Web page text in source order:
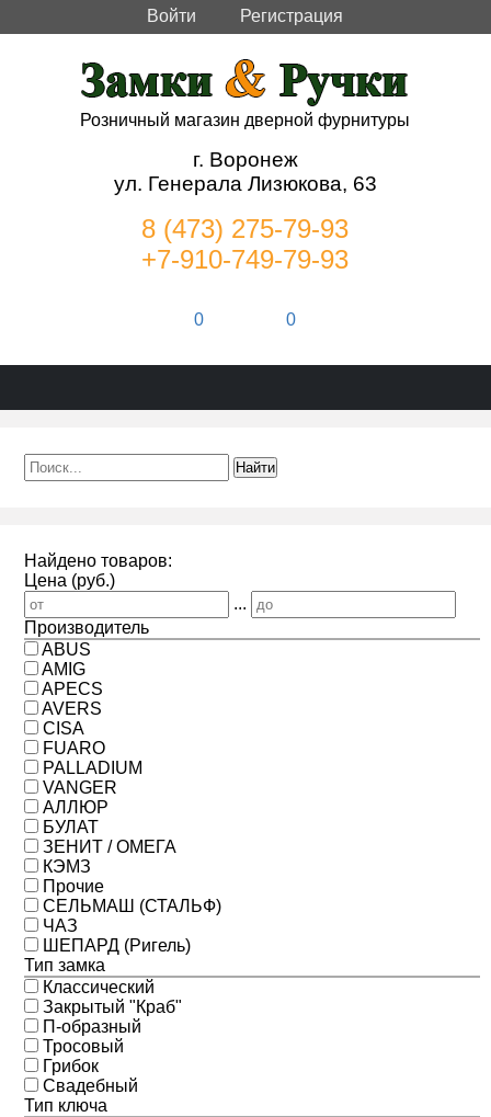
Войти Регистрация
Розничный магазин дверной фурнитуры
г. Воронеж
ул. Генерала Лизюкова, 63
8 (473) 275-79-93
+7-910-749-79-93
0 0
Найдено товаров:
Цена (руб.)
...
Производитель
ABUS
AMIG
APECS
AVERS
CISA
FUARO
PALLADIUM
VANGER
АЛЛЮР
БУЛАТ
ЗЕНИТ / ОМЕГА
КЭМЗ
Прочие
СЕЛЬМАШ (СТАЛЬФ)
ЧАЗ
ШЕПАРД (Ригель)
Тип замка
Классический
Закрытый "Краб"
П-образный
Тросовый
Грибок
Свадебный
Тип ключа